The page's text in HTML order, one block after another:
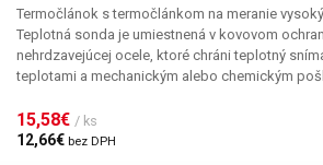
Termočlánok s termočlánkom na meranie
Teplotná sonda je umiestnená v kovovom
nehrdzavejúcej ocele, ktoré chráni teplotný
teplotami a mechanickým alebo chemickým
objímke so závitom M6 sa ukrýva snímač teploty
pripojený k 3 m dlhému dvojitému vedeniu,
15,58€ / ks
12,66€ bez DPH